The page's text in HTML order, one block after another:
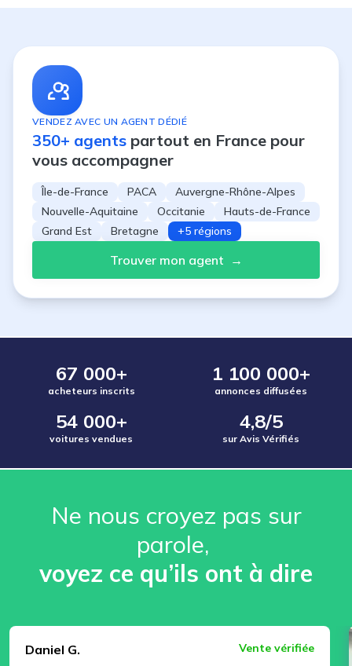
VENDEZ AVEC UN AGENT DÉDIÉ
350+ agents partout en France pour
vous accompagner
Île-de-France PACA
Auvergne-Rhône-Alpes
Nouvelle-Aquitaine
Occitanie
Hauts-de-France
Grand Est
Bretagne +5 régions
Trouver mon agent →
67 000+
acheteurs inscrits
1 100 000+
annonces diffusées
54 000+
voitures vendues
4,8/5
sur Avis Vérifiés
Ne nous croyez pas sur
parole, ️
voyez ce qu’ils ont à dire
Daniel G.
Vente vérifiée